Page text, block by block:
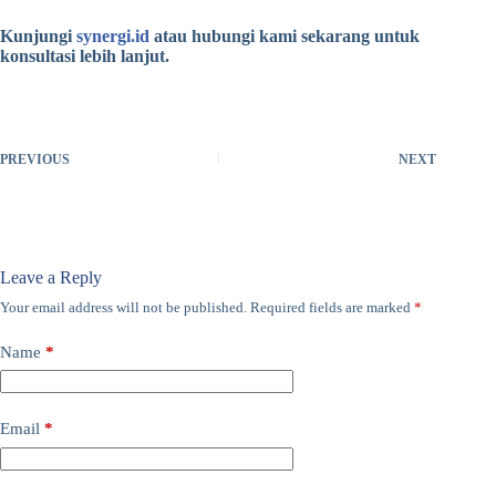
Kunjungi synergi.id atau hubungi kami sekarang untuk
konsultasi lebih lanjut.
PREVIOUS NEXT
Leave a Reply
Your email address will not be published. Required fields are marked *
Name *
Email *